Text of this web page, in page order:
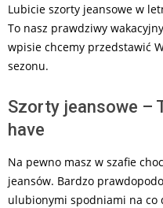
Lubicie szorty jeansowe w
To nasz prawdziwy
wpisie chcemy przedstawić
sezonu.
Szorty jeansowe –
have
Na pewno masz w szafie
jeansów. Bardzo
ulubionymi spodniami na co